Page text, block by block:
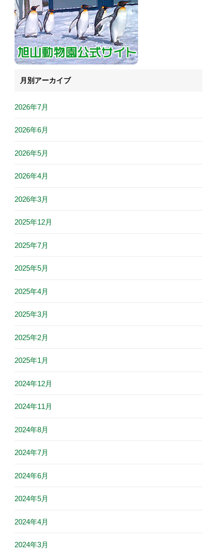
月別アーカイブ
2026年7月
2026年6月
2026年5月
2026年4月
2026年3月
2025年12月
2025年7月
2025年5月
2025年4月
2025年3月
2025年2月
2025年1月
2024年12月
2024年11月
2024年8月
2024年7月
2024年6月
2024年5月
2024年4月
2024年3月